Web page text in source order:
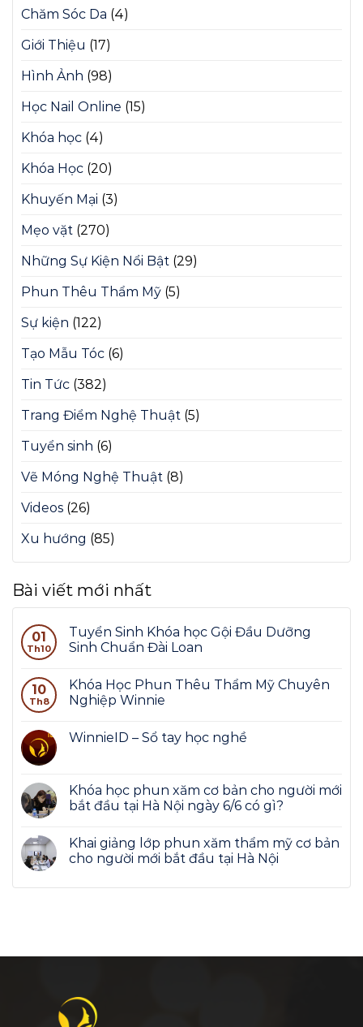
Chăm Sóc Da (4)
Giới Thiệu (17)
Hình Ảnh (98)
Học Nail Online (15)
Khóa học (4)
Khóa Học (20)
Khuyến Mại (3)
Mẹo vặt (270)
Những Sự Kiện Nổi Bật (29)
Phun Thêu Thẩm Mỹ (5)
Sự kiện (122)
Tạo Mẫu Tóc (6)
Tin Tức (382)
Trang Điểm Nghệ Thuật (5)
Tuyển sinh (6)
Vẽ Móng Nghệ Thuật (8)
Videos (26)
Xu hướng (85)
Bài viết mới nhất
01
Th10
Tuyển Sinh Khóa học Gội Đầu Dưỡng
Sinh Chuẩn Đài Loan
10
Th8
Khóa Học Phun Thêu Thẩm Mỹ Chuyên
Nghiệp Winnie
WinnieID – Sổ tay học nghề
Khóa học phun xăm cơ bản cho người mới
bắt đầu tại Hà Nội ngày 6/6 có gì?
Khai giảng lớp phun xăm thẩm mỹ cơ bản
cho người mới bắt đầu tại Hà Nội